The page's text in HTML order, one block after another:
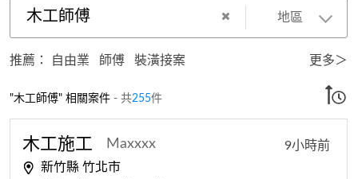
木工師傅 地區
推薦： 自由業 師傅 裝潢接案 更多＞
"木工師傅" 相關案件 - 共255件
木工施工 Maxxxx
新竹縣 竹北市
9小時前